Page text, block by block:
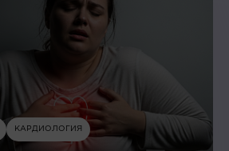
КАРДИОЛОГИЯ